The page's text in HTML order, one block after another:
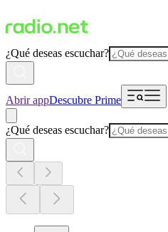
¿Qué deseas escuchar?
Abrir appDescubre Prime
¿Qué deseas escuchar?